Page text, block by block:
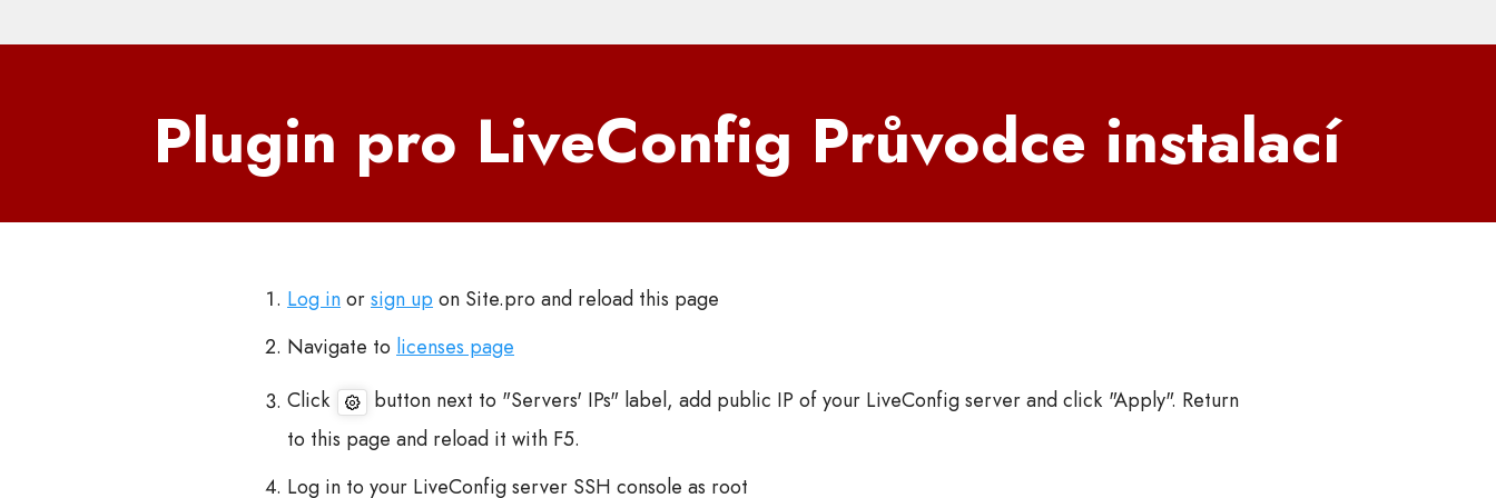
Plugin pro LiveConfig Průvodce instalací
Log inorsign upon Site.pro and reload this page
Navigate to licenses page
Click
button next to "Servers' IPs" label, add public IP of your LiveConfig server and click "Apply". Return
to this page and reload it with F5.
Log in to your LiveConfig server SSH console as root